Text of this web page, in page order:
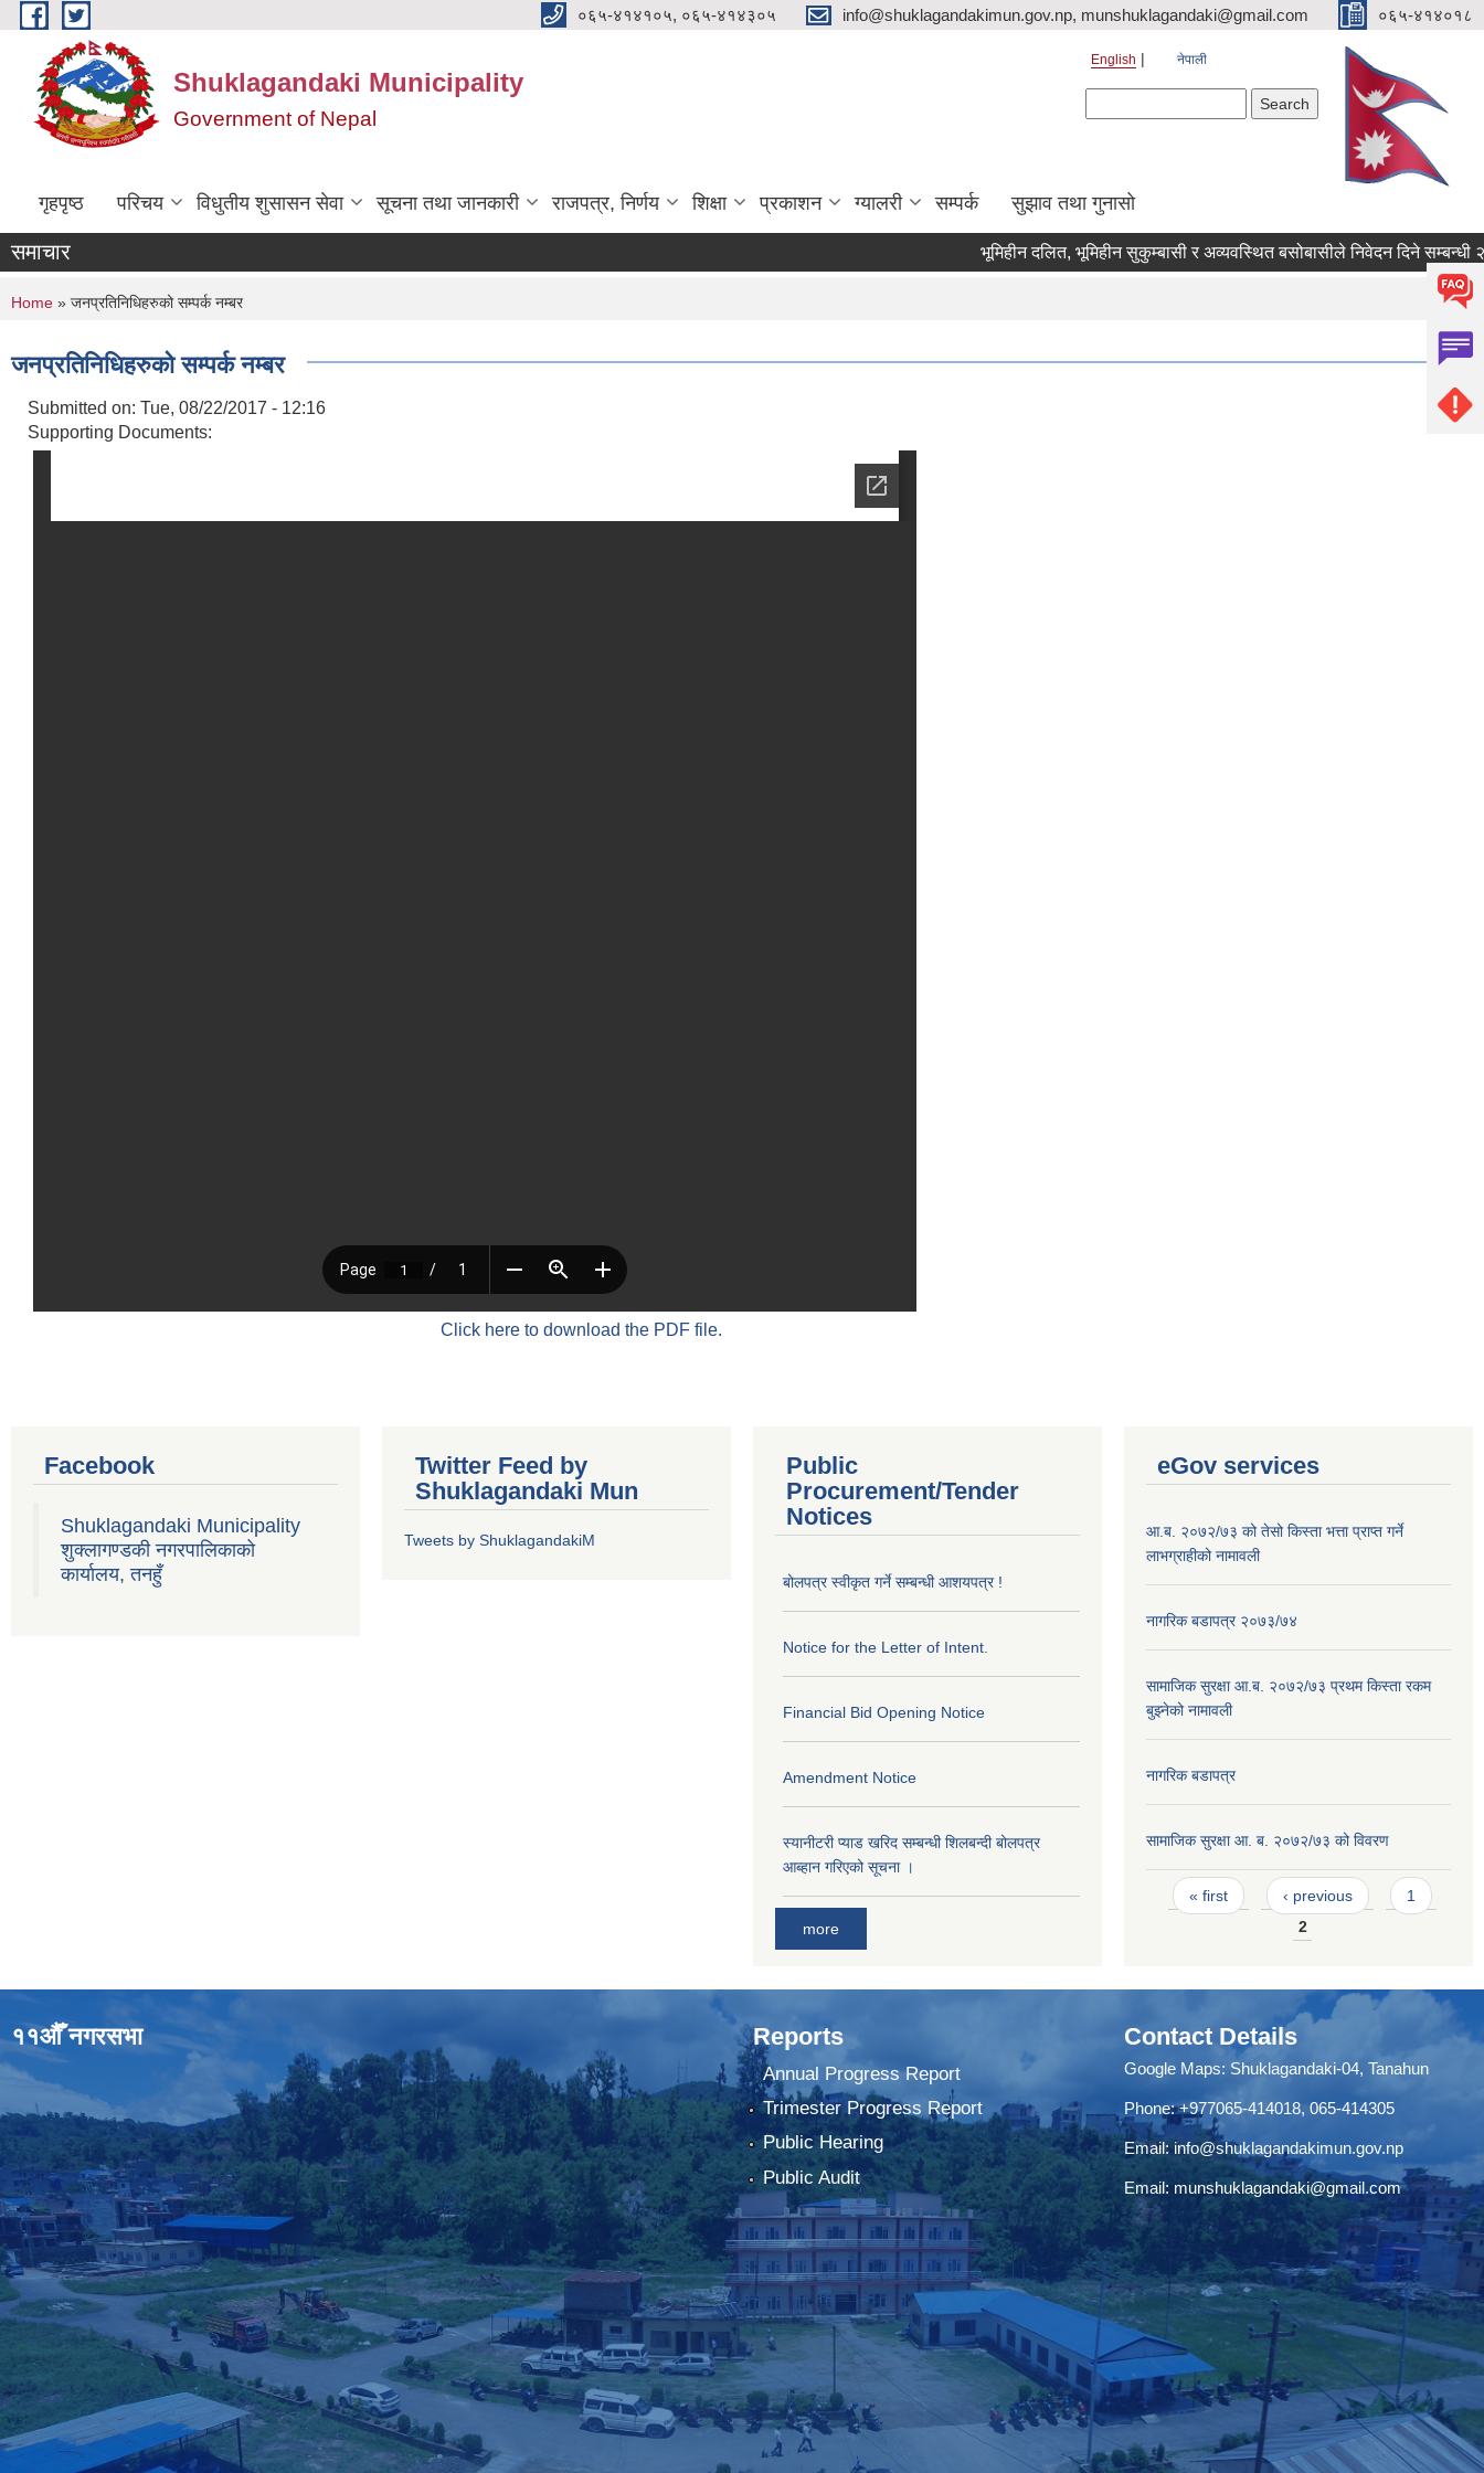
Skip to main content ०६५-४१४१०५, ०६५-४१४३०५ info@shuklagandakimun.gov.np, munshuklagandaki@gmail.com ०६५-४१४०१८
Shuklagandaki Municipality
Government of Nepal
English नेपाली
गृहपृष्ठ परिचय विधुतीय शुसासन सेवा सूचना तथा जानकारी राजपत्र, निर्णय शिक्षा प्रकाशन ग्यालरी सम्पर्क सुझाव तथा गुनासो
समाचार भूमिहीन दलित, भूमिहीन सुकुम्बासी र अव्यवस्थित बसोबासीले निवेदन दिने सम्बन्धी २१
You are here
Home » जनप्रतिनिधिहरुको सम्पर्क नम्बर
जनप्रतिनिधिहरुको सम्पर्क नम्बर
Submitted on: Tue, 08/22/2017 - 12:16
Supporting Documents:
Click here to download the PDF file.
Facebook
Shuklagandaki Municipality
शुक्लागण्डकी नगरपालिकाको
कार्यालय, तनहुँ
Twitter Feed by
Shuklagandaki Mun
Tweets by ShuklagandakiM
Public
Procurement/Tender
Notices
बोलपत्र स्वीकृत गर्ने सम्बन्धी आशयपत्र !
Notice for the Letter of Intent.
Financial Bid Opening Notice
Amendment Notice
स्यानीटरी प्याड खरिद सम्बन्धी शिलबन्दी बोलपत्र
आब्हान गरिएको सूचना ।
more
eGov services
आ.ब. २०७२/७३ को तेसो किस्ता भत्ता प्राप्त गर्ने
लाभग्राहीको नामावली
नागरिक बडापत्र २०७३/७४
सामाजिक सुरक्षा आ.ब. २०७२/७३ प्रथम किस्ता रकम
बुझ्नेको नामावली
नागरिक बडापत्र
सामाजिक सुरक्षा आ. ब. २०७२/७३ को विवरण
Pages
« first ‹ previous
1
2
११औँ नगरसभा Reports
Annual Progress Report
Trimester Progress Report
Public Hearing
Public Audit
Contact Details
Google Maps: Shuklagandaki-04, Tanahun
Phone:+977065-414018, 065-414305
Email:info@shuklagandakimun.gov.np
Email: munshuklagandaki@gmail.com